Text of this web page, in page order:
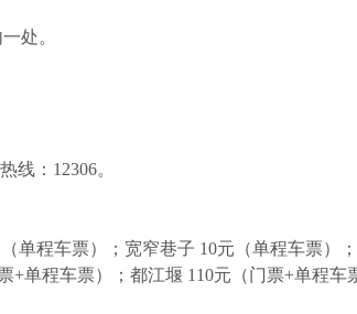
处。
线：12306。
单程车票）；宽窄巷子 10元（单程车票
单程车票）；都江堰 110元（门票+单程